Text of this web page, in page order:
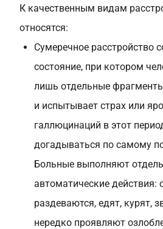
К качественным видам
относятся:
Сумеречное расстройство
состояние, при котором
лишь отдельные
и испытывает страх или
галлюцинаций в этот
догадываться по самому
Больные выполняют
автоматические действия:
раздеваются, едят, курят,
нередко проявляют